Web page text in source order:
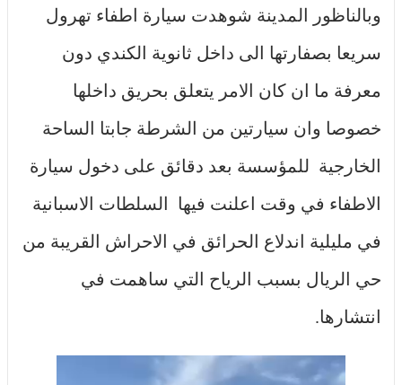
وبالناظور المدينة شوهدت سيارة اطفاء تهرول
سريعا بصفارتها الى داخل ثانوية الكندي دون
معرفة ما ان كان الامر يتعلق بحريق داخلها
خصوصا وان سيارتين من الشرطة جابتا الساحة
الخارجية للمؤسسة بعد دقائق على دخول سيارة
الاطفاء في وقت اعلنت فيها السلطات الاسبانية
في مليلية اندلاع الحرائق في الاحراش القريبة من
حي الريال بسبب الرياح التي ساهمت في
انتشارها.